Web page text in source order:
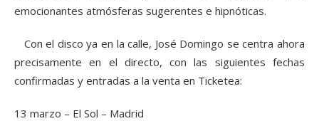
emocionantes atmósferas sugerentes e hipnóticas.
Con el disco ya en la calle, José Domingo se centra ahora
precisamente en el directo, con las siguientes fechas
confirmadas y entradas a la venta en Ticketea:
13 marzo – El Sol – Madrid